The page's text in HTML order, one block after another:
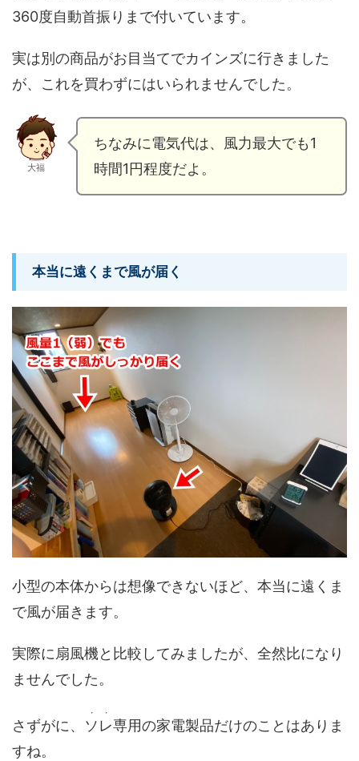
360度自動首振りまで付いています。
実は別の商品がお目当てでカインズに行きました
が、これを買わずにはいられませんでした。
大福
ちなみに電気代は、風力最大でも1
時間1円程度だよ。
本当に遠くまで風が届く
小型の本体からは想像できないほど、本当に遠くま
で風が届きます。
実際に扇風機と比較してみましたが、全然比になり
ませんでした。
さずがに、 ソレ
・・
専用の家電製品だけのことはありま
すね。